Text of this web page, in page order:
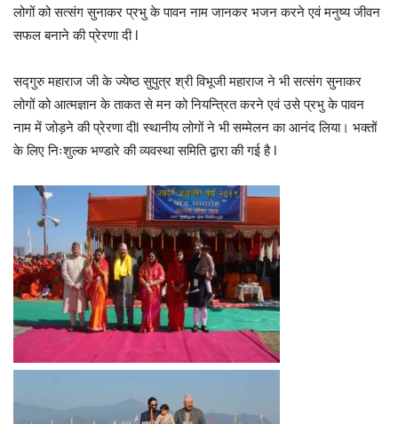
लोगों को सत्संग सुनाकर प्रभु के पावन नाम जानकर भजन करने एवं मनुष्य जीवन
सफल बनाने की प्रेरणा दी l
सद्गुरु महाराज जी के ज्येष्ठ सुपुत्र श्री विभूजी महाराज ने भी सत्संग सुनाकर
लोगों को आत्मज्ञान के ताकत से मन को नियन्त्रित करने एवं उसे प्रभु के पावन
नाम में जोड़ने की प्रेरणा दीl स्थानीय लोगों ने भी सम्मेलन का आनंद लिया। भक्तों
के लिए निःशुल्क भण्डारे की व्यवस्था समिति द्वारा की गई है l